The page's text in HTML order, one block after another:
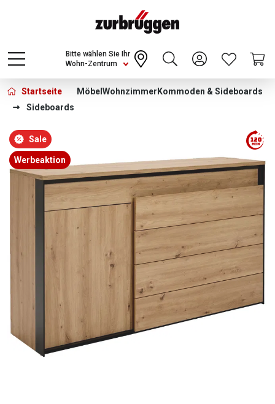
Choose a different country or region to see
content for your location and shop online
CONTINUE
Wohn-Zentrum
Bitte wählen Sie Ihr
Startseite Möbel Wohnzimmer Kommoden & Sideboards
Sideboards
Bildergalerie überspringen
Sale
Werbeaktion